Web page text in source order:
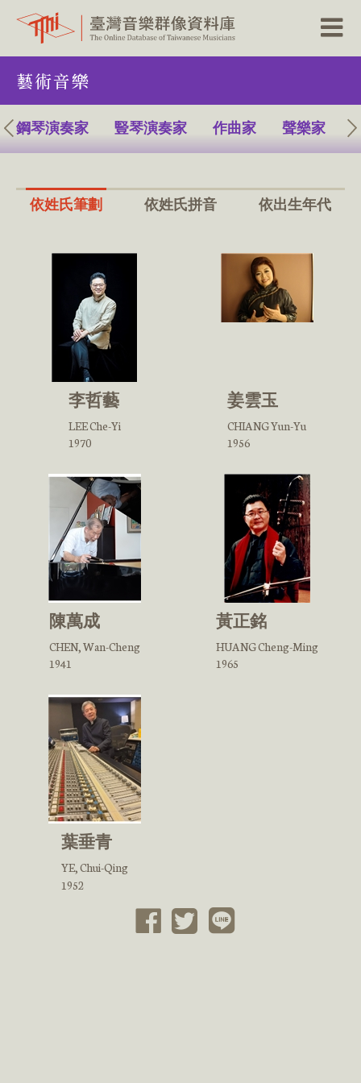
要
內
容
區
藝術音樂
鋼琴演奏家 豎琴演奏家 作曲家 聲樂家
依姓氏筆劃 依姓氏拼音 依出生年代
李哲藝
LEE Che-Yi
1970
姜雲玉
CHIANG Yun-Yu
1956
陳萬成
CHEN, Wan-Cheng
1941
黃正銘
HUANG Cheng-Ming
1965
葉垂青
YE, Chui-Qing
1952